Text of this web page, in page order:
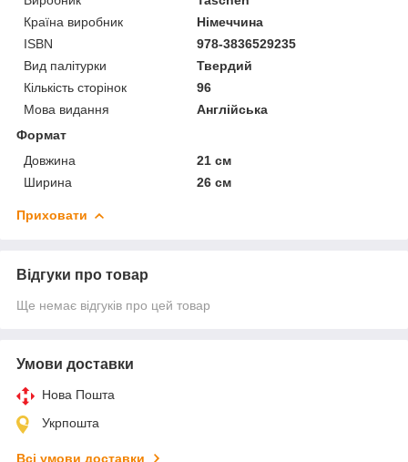
Країна виробник
Німеччина
ISBN
978-3836529235
Вид палітурки
Твердий
Кількість сторінок
96
Мова видання
Англійська
Формат
Довжина
21 см
Ширина
26 см
Приховати
Відгуки про товар
Ще немає відгуків про цей товар
Умови доставки
Нова Пошта
Укрпошта
Всі умови доставки